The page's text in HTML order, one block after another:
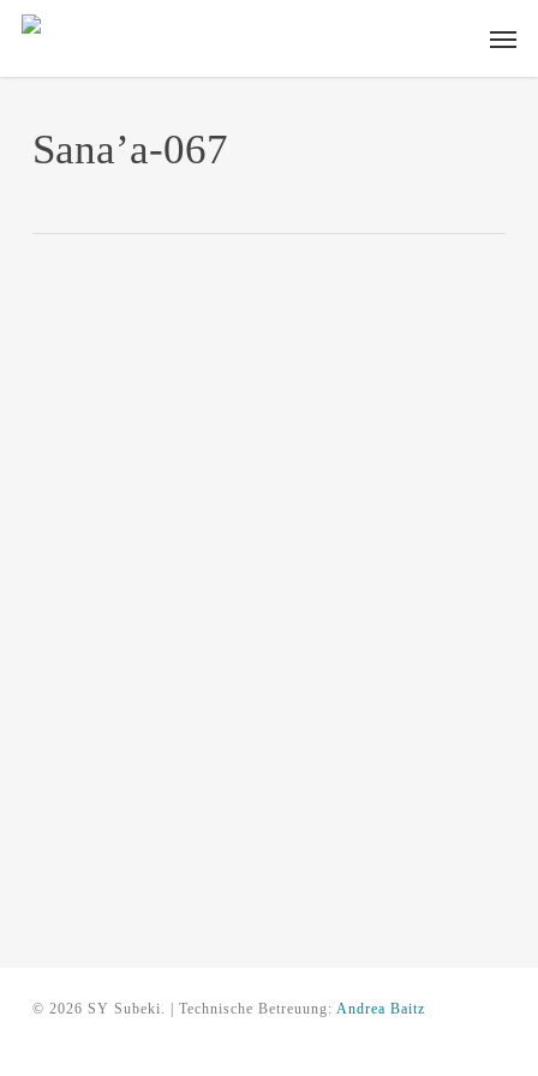
Skip
main
Sana’a-067
© 2026 SY Subeki. | Technische Betreuung: Andrea Baitz